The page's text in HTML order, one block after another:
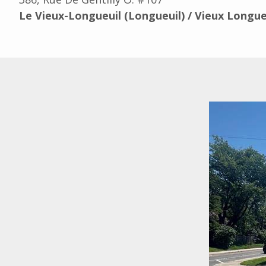
Le Vieux-Longueuil (Longueuil) / Vieux